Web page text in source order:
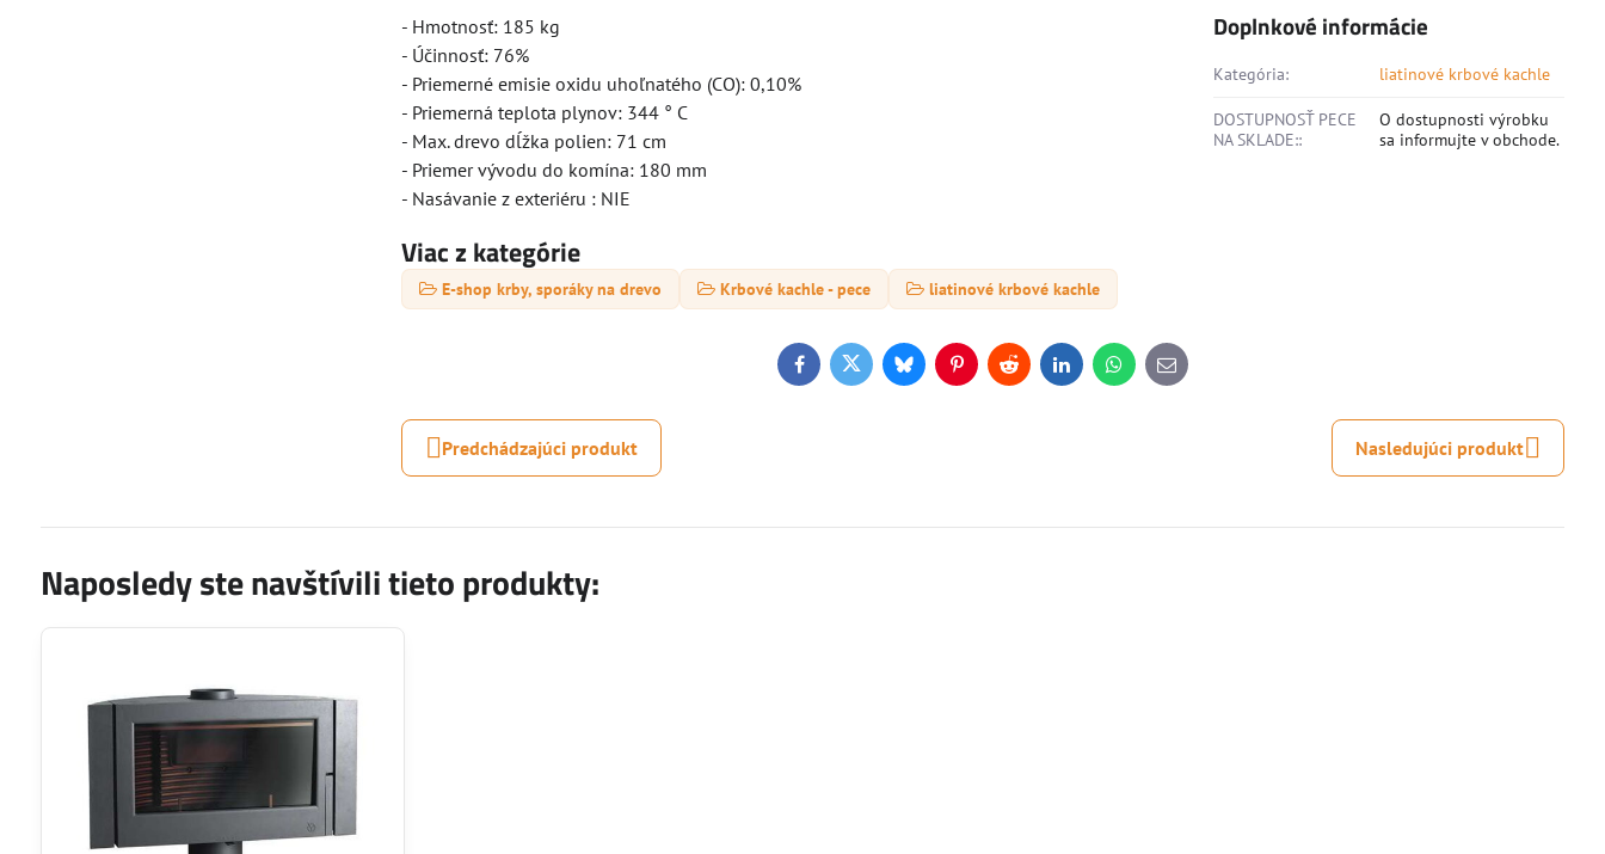
- Hmotnosť: 185 kg
- Účinnosť: 76%
- Priemerné emisie oxidu uhoľnatého (CO): 0,10%
- Priemerná teplota plynov: 344 ° C
- Max. drevo dĺžka polien: 71 cm
- Priemer vývodu do komína: 180 mm
- Nasávanie z exteriéru : NIE
Viac z kategórie
E-shop krby, sporáky na drevo Krbové kachle - pece liatinové krbové kachle
Doplnkové informácie
Kategória: liatinové krbové kachle
DOSTUPNOSŤ PECE
NA SKLADE::
O dostupnosti výrobku
sa informujte v obchode.
FacebookTwitterBlueskyPinterestRedditLinkedInWhatsApp
E-
mail
Predchádzajúci produkt Nasledujúci produkt
Naposledy ste navštívili tieto produkty: